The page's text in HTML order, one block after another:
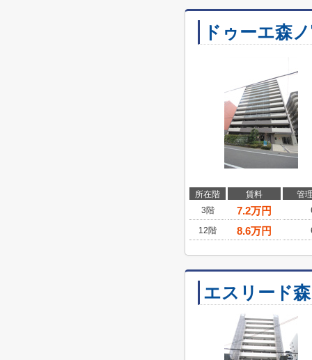
ドゥーエ森
所在階 賃料
管
3階
7.2万円
12階 8.6万円
エスリード